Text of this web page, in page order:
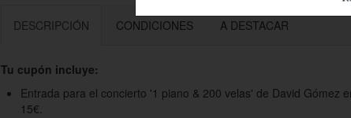
DESCRIPCIÓN CONDICIONES A DESTACAR
Tu cupón incluye:
Entrada para el concierto '1 piano & 200 velas' de David Gómez
15€.